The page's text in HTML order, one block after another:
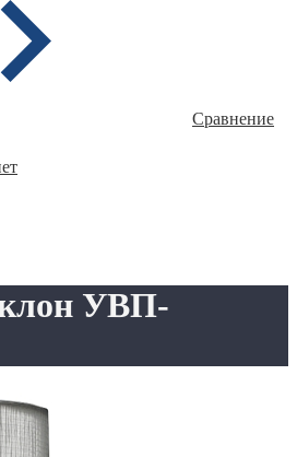
Сравнение
УВП-